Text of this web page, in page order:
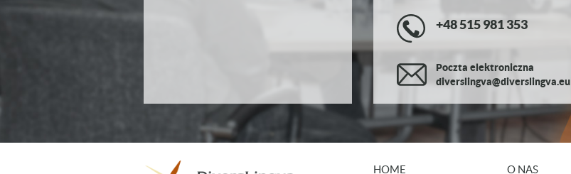
+48 515 981 353
Poczta elektroniczna
diverslingva@diverslingva.eu
HOME O NAS